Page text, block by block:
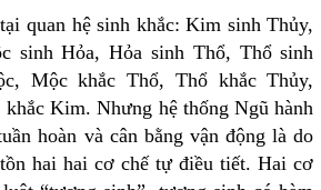
quan hệ sinh khắc: Kim sinh Thủy,
sinh Hỏa, Hỏa sinh Thổ, Thổ sinh
Mộc khắc Thổ, Thổ khắc Thủy,
Kim. Nhưng hệ thống Ngũ hành
hoàn và cân bằng vận động là do
hai hai cơ chế tự điều tiết. Hai cơ